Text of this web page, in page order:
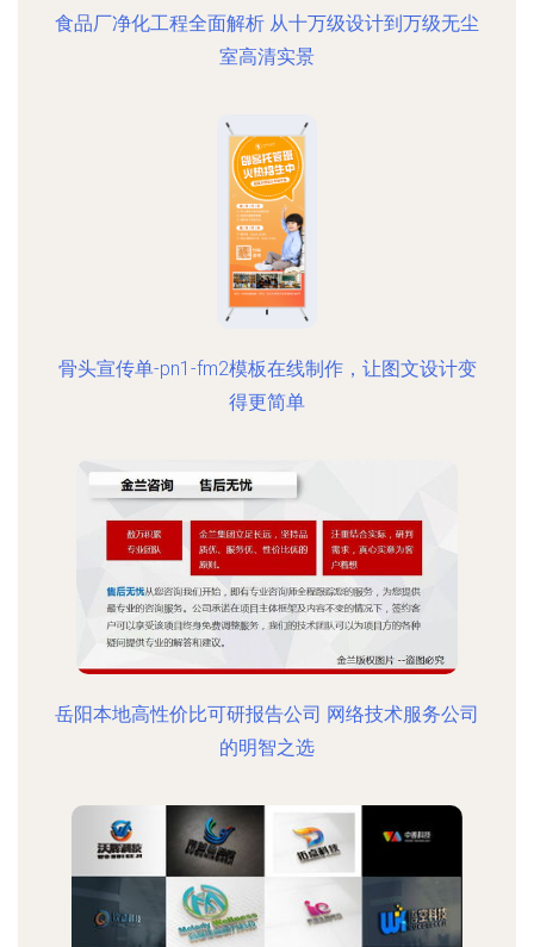
食品厂净化工程全面解析 从十万级设计到万级无尘
室高清实景
骨头宣传单-pn1-fm2模板在线制作，让图文设计变
得更简单
岳阳本地高性价比可研报告公司 网络技术服务公司
的明智之选